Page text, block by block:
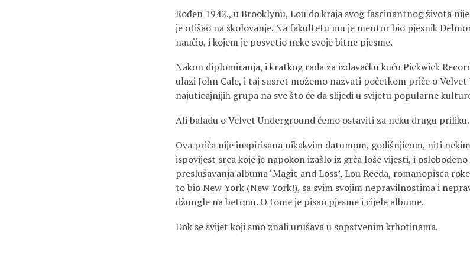
Rođen 1942., u Brooklynu, Lou do kraja svog fascinantnog života
je otišao na školovanje. Na fakultetu mu je mentor bio pjesnik
naučio, i kojem je posvetio neke svoje bitne pjesme.
Nakon diplomiranja, i kratkog rada za izdavačku kuću Pickwick
ulazi John Cale, i taj susret možemo nazvati početkom priče o
najuticajnijih grupa na sve što će da slijedi u svijetu popularne
Ali baladu o Velvet Underground ćemo ostaviti za neku drugu priliku.
Ova priča nije inspirisana nikakvim datumom, godišnjicom, niti
ispovijest srca koje je napokon izašlo iz grča loše vijesti, i
preslušavanja albuma ‘Magic and Loss’, Lou Reeda, romanopisca
to bio New York (New York!), sa svim svojim nepravilnostima i
džungle na betonu. O tome je pisao pjesme i cijele albume.
Dok se svijet koji smo znali urušava u sopstvenim krhotinama.